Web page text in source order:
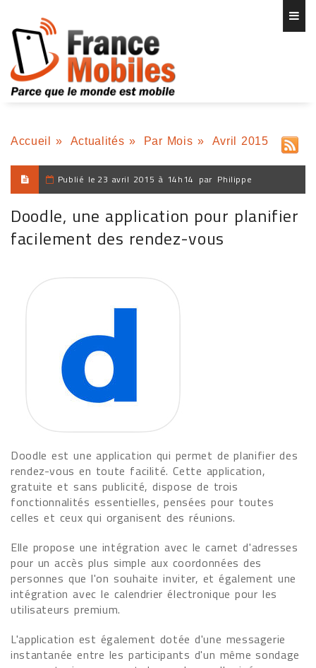
Accueil » Actualités » Par Mois » Avril 2015
Publié le 23 avril 2015 à 14h14 par Philippe
Doodle, une application pour planifier
facilement des rendez-vous
Doodle est une application qui permet de planifier des
rendez-vous en toute facilité. Cette application,
gratuite et sans publicité, dispose de trois
fonctionnalités essentielles, pensées pour toutes
celles et ceux qui organisent des réunions.
Elle propose une intégration avec le carnet d'adresses
pour un accès plus simple aux coordonnées des
personnes que l'on souhaite inviter, et également une
intégration avec le calendrier électronique pour les
utilisateurs premium.
L'application est également dotée d'une messagerie
instantanée entre les participants d'un même sondage